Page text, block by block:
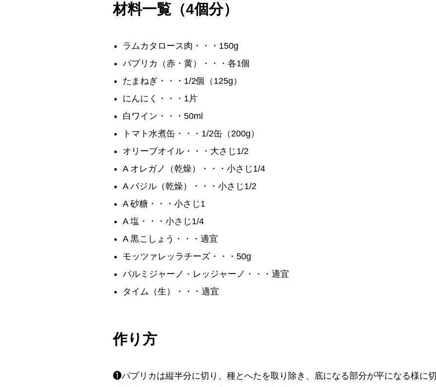
材料一覧（4個分）
ラムカタロース肉・・・150g
パプリカ（赤・黄）・・・各1個
たまねぎ・・・1/2個（125g）
にんにく・・・1片
白ワイン・・・50ml
トマト水煮缶・・・1/2缶（200g）
オリーブオイル・・・大さじ1/2
A オレガノ（乾燥）・・・小さじ1/4
A バジル（乾燥）・・・小さじ1/2
A 砂糖・・・小さじ1
A 塩・・・小さじ1/4
A 黒こしょう・・・適宜
モッツァレッラチーズ・・・50g
パルミジャーノ・レッジャーノ・・・適宜
タイム（生）・・・適宜
作り方
❶パプリカは縦半分に切り、種とへたを取り除き、底になる部分が平になる様に